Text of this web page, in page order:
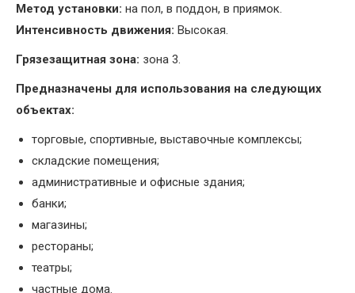
Метод установки: на пол, в поддон, в приямок.
Интенсивность движения: Высокая.
Грязезащитная зона: зона 3.
Предназначены для использования на следующих
объектах:
торговые, спортивные, выставочные комплексы;
складские помещения;
административные и офисные здания;
банки;
магазины;
рестораны;
театры;
частные дома.